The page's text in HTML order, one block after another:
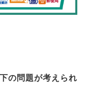
の問題が考えられ